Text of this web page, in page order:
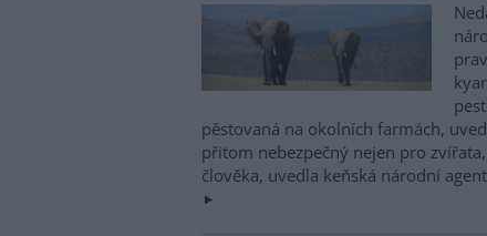
pěstovaná na okolních farmách,
přitom nebezpečný nejen pro
člověka, uvedla keňská národní